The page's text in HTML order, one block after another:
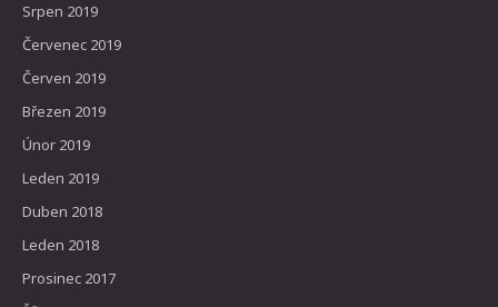
Srpen 2019
Červenec 2019
Červen 2019
Březen 2019
Únor 2019
Leden 2019
Duben 2018
Leden 2018
Prosinec 2017